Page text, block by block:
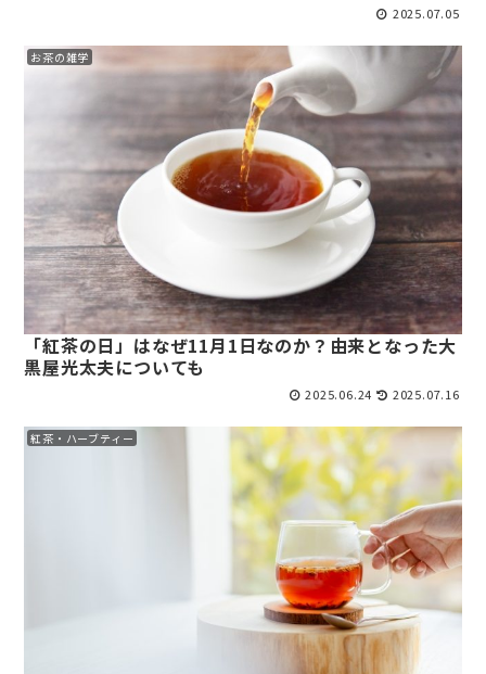
2025.07.05
お茶の雑学
「紅茶の日」はなぜ11月1日なのか？由来となった大
黒屋光太夫についても
2025.06.24 2025.07.16
紅茶・ハーブティー